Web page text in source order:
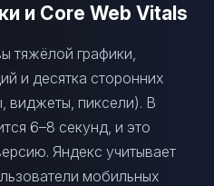
и Core Web Vitals
тяжёлой графики,
и десятка сторонних
виджеты, пиксели). В
6–8 секунд, и это
Яндекс учитывает
мобильных